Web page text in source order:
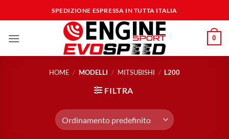
ai
SPEDIZIONE ESPRESSA IN TUTTA ITALIA
0
HOME / MODELLI / MITSUBISHI / L200
FILTRA